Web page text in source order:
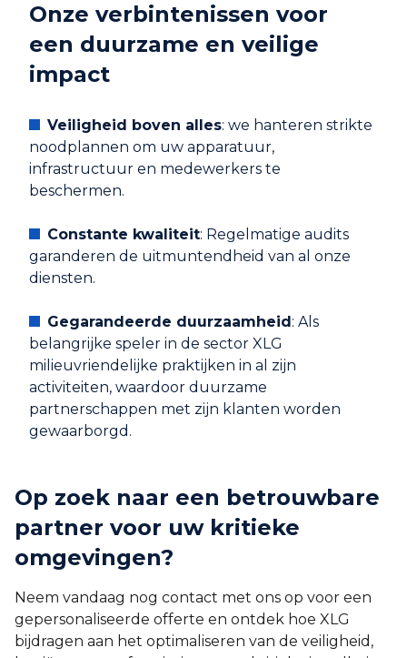
Onze verbintenissen voor
een duurzame en veilige
impact
Veiligheid boven alles: we hanteren strikte
noodplannen om uw apparatuur,
infrastructuur en medewerkers te
beschermen.
Constante kwaliteit: Regelmatige audits
garanderen de uitmuntendheid van al onze
diensten.
Gegarandeerde duurzaamheid: Als
belangrijke speler in de sector XLG
milieuvriendelijke praktijken in al zijn
activiteiten, waardoor duurzame
partnerschappen met zijn klanten worden
gewaarborgd.
Op zoek naar een betrouwbare
partner voor uw kritieke
omgevingen?
Neem vandaag nog contact met ons op voor een
gepersonaliseerde offerte en ontdek hoe XLG
bijdragen aan het optimaliseren van de veiligheid,